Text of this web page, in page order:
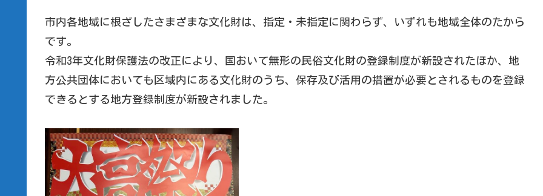
市内各地域に根ざしたさまざまな文化財は、指定・未指定に関わらず、いずれも地域全体のたから
です。
令和3年文化財保護法の改正により、国おいて無形の民俗文化財の登録制度が新設されたほか、地
方公共団体においても区域内にある文化財のうち、保存及び活用の措置が必要とされるものを登録
できるとする地方登録制度が新設されました。